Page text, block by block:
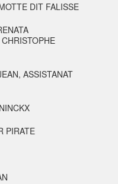
DIT FALISSE
ASSISTANAT
PIRATE